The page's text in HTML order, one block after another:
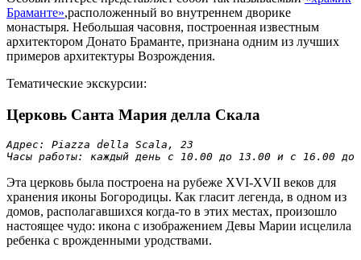
Браманте»,расположенный во внутреннем дворике
монастыря. Небольшая часовня, построенная известным
архитектором Донато Браманте, признана одним из лучших
примеров архитектуры Возрождения.
Тематические экскурсии:
Церковь Санта Мария делла Скала
Адрес: Piazza della Scala, 23
Часы работы: каждый день с 10.00 до 13.00 и с 16.00 до
Эта церковь была построена на рубеже XVI-XVII веков для
хранения иконы Богородицы. Как гласит легенда, в одном из
домов, располагавшихся когда-то в этих местах, произошло
настоящее чудо: икона с изображением Девы Марии исцелила
ребенка с врожденными уродствами.